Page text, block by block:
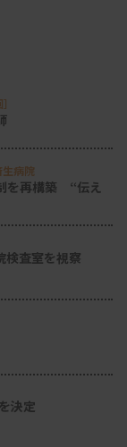
病院
を再構築 “伝え
検査室を視察
決定